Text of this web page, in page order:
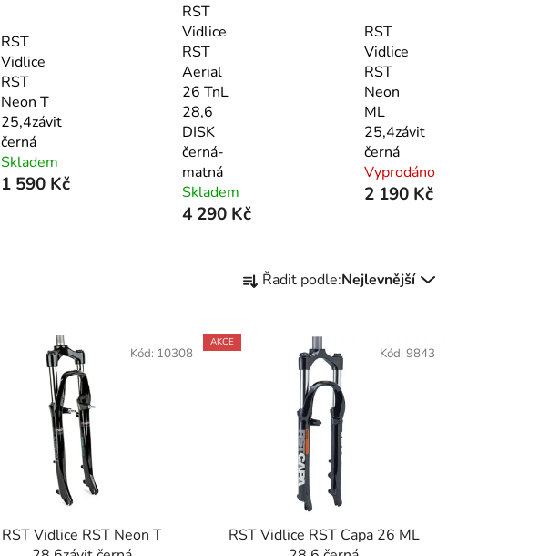
RST
Vidlice
RST
Neon T
25,4závit
černá
Skladem
1 590 Kč
RST
Vidlice
RST
Aerial
26 TnL
28,6
DISK
černá-
matná
Skladem
4 290 Kč
RST
Vidlice
RST
Neon
ML
25,4závit
černá
Vyprodáno
2 190 Kč
a
k
Řadit podle:Nejlevnější
RST Vidlice RST Neon T
Kód: 10308
AKCE
RST Vidlice RST Capa 26 ML
Kód: 9843